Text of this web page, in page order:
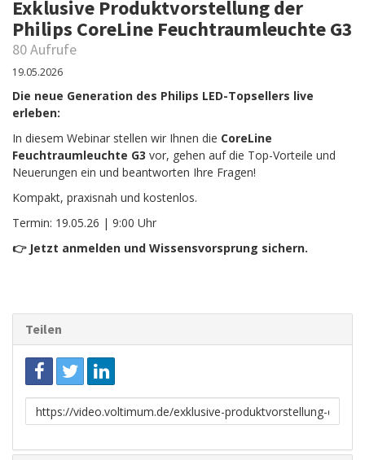
Exklusive Produktvorstellung der
Philips CoreLine Feuchtraumleuchte G3
80 Aufrufe
19.05.2026
Die neue Generation des Philips LED-Topsellers live
erleben:
In diesem Webinar stellen wir Ihnen die CoreLine
Feuchtraumleuchte G3 vor, gehen auf die Top-Vorteile und
Neuerungen ein und beantworten Ihre Fragen!
Kompakt, praxisnah und kostenlos.
Termin: 19.05.26 | 9:00 Uhr
👉 Jetzt anmelden und Wissensvorsprung sichern.
Teilen
Link
zum